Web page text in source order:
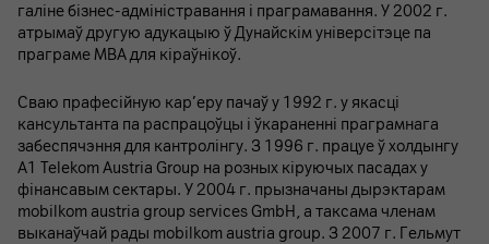
галіне бізнес-адміністравання і праграмавання. У 2002 г.
атрымаў другую адукацыю ў Дунайскім універсітэце па
праграме MBA для кіраўнікоў.
Сваю прафесійную кар’еру пачаў у 1992 г. у якасці
кансультанта па распрацоўцы і ўкараненні праграмнага
забеспячэння для кантролінгу. З 1996 г. працуе ў холдынгу
A1 Telekom Austria Group на розных кіруючых пасадах у
фінансавым сектары. У 2004 г. прызначаны дырэктарам
mobilkom austria group services GmbH, а таксама членам
выканаўчай рады mobilkom austria group. З 2007 г. Гельмут